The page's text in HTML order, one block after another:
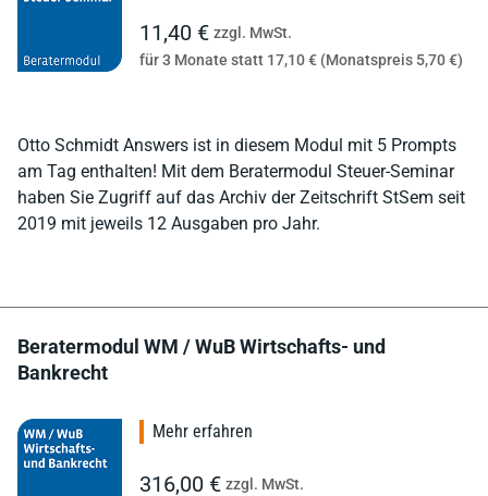
Otto Schmidt Answers ist in diesem Modul mit 5 Prompts
am Tag enthalten! Mit dem Beratermodul Steuer-Seminar
haben Sie Zugriff auf das Archiv der Zeitschrift StSem seit
2019 mit jeweils 12 Ausgaben pro Jahr.
11,40 € zzgl. MwSt.
für 3 Monate statt 17,10 € (Monatspreis 5,70 €)
Beratermodul WM / WuB Wirtschafts- und
Bankrecht
Mehr erfahren
316,00 € zzgl. MwSt.